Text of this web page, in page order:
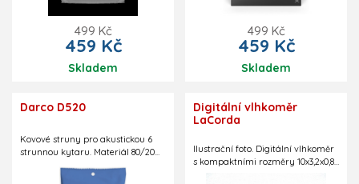
499 Kč
459 Kč
Skladem
499 Kč
459 Kč
Skladem
Darco D520
Kovové struny pro akustickou 6
strunnou kytaru. Materiál 80/20
bronz, Light,
.012,.016,.025,.032,.042,.054
Digitální vlhkoměr
LaCorda
Ilustrační foto. Digitální vlhkoměr
s kompaktními rozměry 10x3,2x0,8